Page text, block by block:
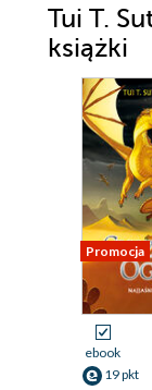
Tui T.
książki
Promocja
ebook
19 pkt